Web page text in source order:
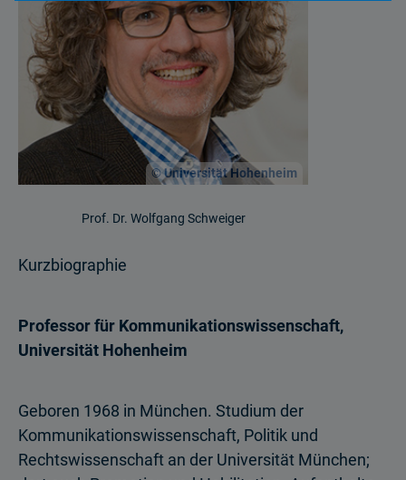
© Universität Hohenheim
Prof. Dr. Wolfgang Schweiger
Kurzbiographie
Professor für Kommunikationswissenschaft,
Universität Hohenheim
Geboren 1968 in München. Studium der
Kommunikationswissenschaft, Politik und
Rechtswissenschaft an der Universität München;